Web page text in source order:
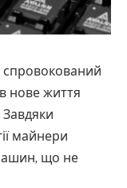
спровокований
нове життя
Завдяки
майнери
що не